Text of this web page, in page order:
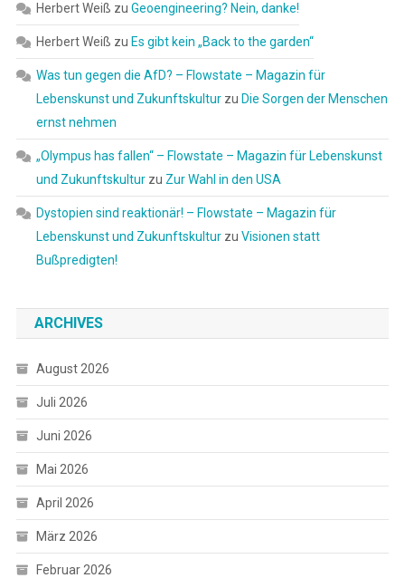
Herbert Weiß zu Geoengineering? Nein, danke!
Herbert Weiß zu Es gibt kein „Back to the garden“
Was tun gegen die AfD? – Flowstate – Magazin für
Lebenskunst und Zukunftskulturzu Die Sorgen der Menschen
ernst nehmen
„Olympus has fallen“ – Flowstate – Magazin für Lebenskunst
und Zukunftskulturzu Zur Wahl in den USA
Dystopien sind reaktionär! – Flowstate – Magazin für
Lebenskunst und Zukunftskulturzu Visionen statt
Bußpredigten!
ARCHIVES
August 2026
Juli 2026
Juni 2026
Mai 2026
April 2026
März 2026
Februar 2026